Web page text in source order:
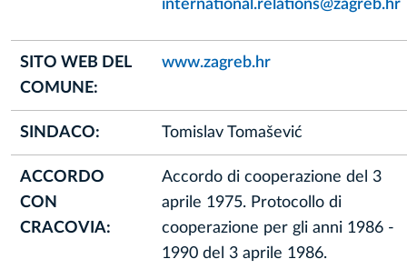
international.relations@zagreb.hr
SITO WEB DEL
COMUNE:
www.zagreb.hr
SINDACO: Tomislav Tomašević
ACCORDO
CON
CRACOVIA:
Accordo di cooperazione del 3
aprile 1975. Protocollo di
cooperazione per gli anni 1986 -
1990 del 3 aprile 1986.